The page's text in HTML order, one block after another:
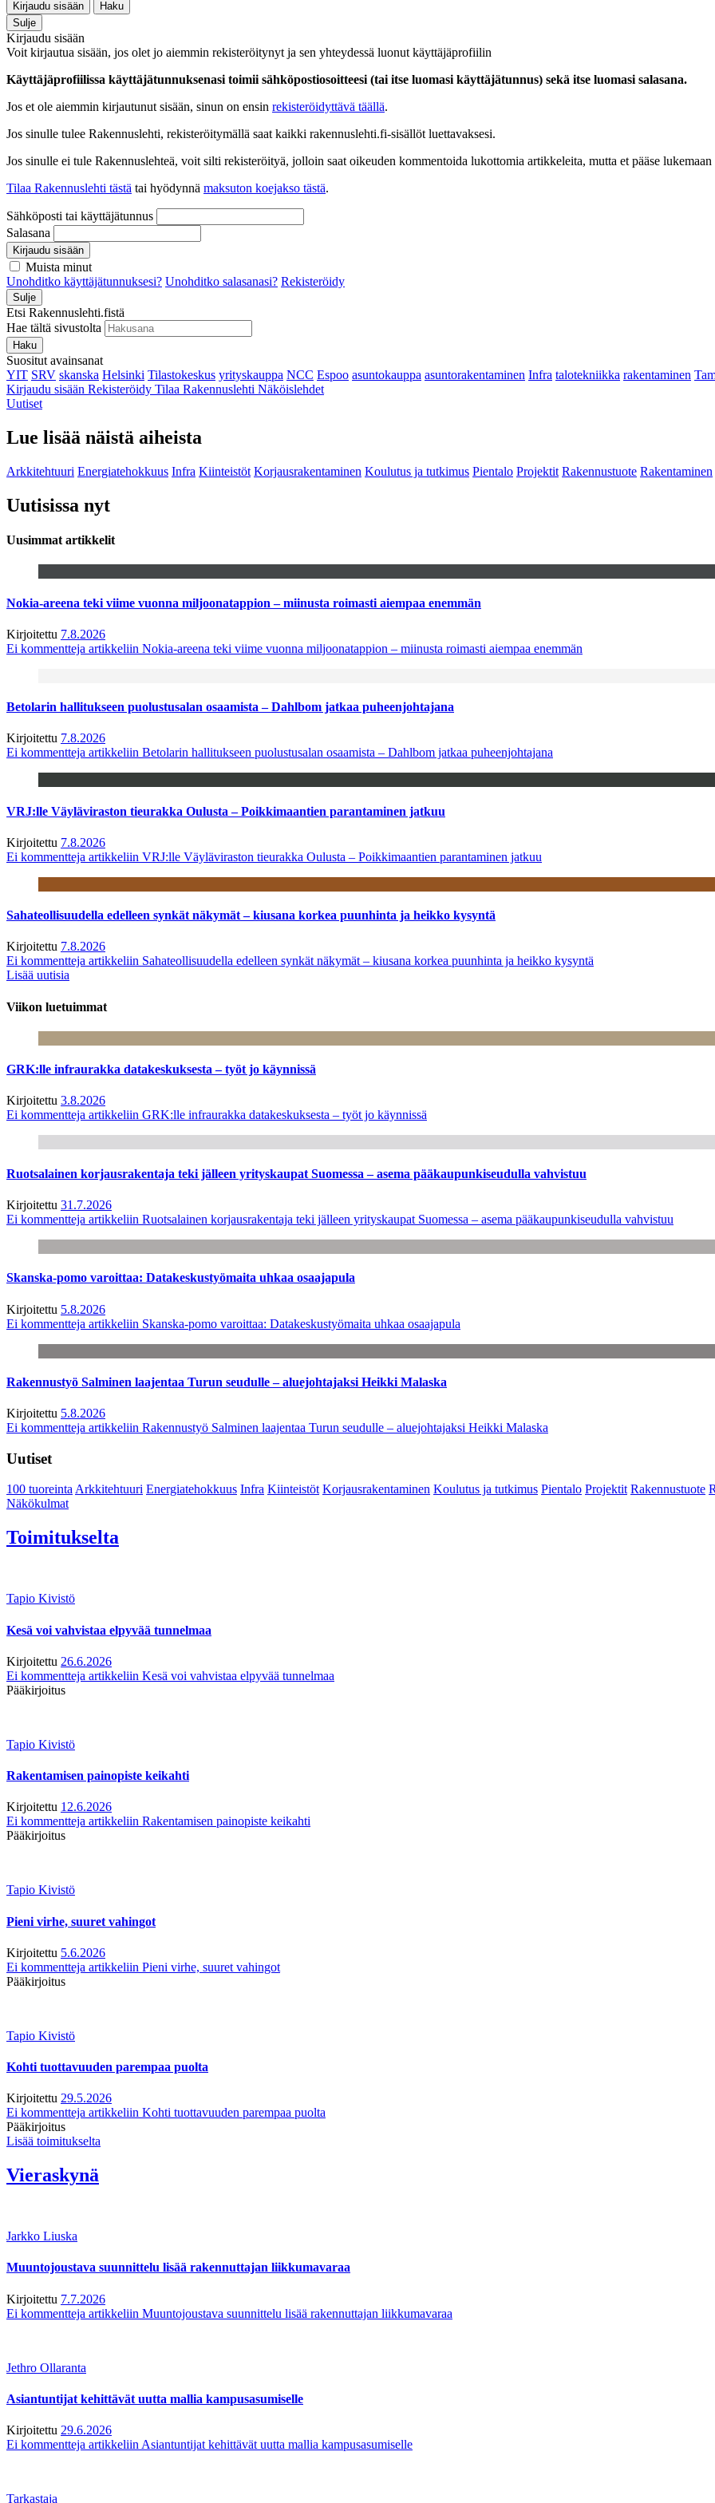
Kirjaudu sisään
Haku
Sulje
Kirjaudu sisään
Voit kirjautua sisään, jos olet jo aiemmin rekisteröitynyt ja sen yhteydessä luonut käyttäjäprofiilin
Käyttäjäprofiilissa käyttäjätunnuksenasi toimii sähköpostiosoitteesi (tai itse luomasi käyttäjätunnus) sekä itse luomasi salasana.
Jos et ole aiemmin kirjautunut sisään, sinun on ensin rekisteröidyttävä täällä.
Jos sinulle tulee Rakennuslehti, rekisteröitymällä saat kaikki rakennuslehti.fi-sisällöt luettavaksesi.
Jos sinulle ei tule Rakennuslehteä, voit silti rekisteröityä, jolloin saat oikeuden kommentoida lukottomia artikkeleita, mutta et pääse
Tilaa Rakennuslehti tästä tai hyödynnä maksuton koejakso tästä.
Sähköposti tai käyttäjätunnus
Salasana
Kirjaudu sisään
Muista minut
Unohditko käyttäjätunnuksesi? Unohditko salasanasi? Rekisteröidy
Sulje
Etsi Rakennuslehti.fistä
Hae tältä sivustolta
Haku
Suositut avainsanat
YIT SRV skanska Helsinki Tilastokeskus yrityskauppa NCC Espoo asuntokauppa asuntorakentaminen Infra talotekniikka rakentaminen
Kirjaudu sisään Rekisteröidy Tilaa Rakennuslehti Näköislehdet
Uutiset
Lue lisää näistä aiheista
Arkkitehtuuri Energiatehokkuus Infra Kiinteistöt Korjausrakentaminen Koulutus ja tutkimus Pientalo Projektit Rakennustuote Rakentaminen
Uutisissa nyt
Uusimmat artikkelit
Nokia-areena teki viime vuonna miljoonatappion – miinusta roimasti aiempaa enemmän
Kirjoitettu 7.8.2026
Ei kommentteja artikkeliin Nokia-areena teki viime vuonna miljoonatappion – miinusta roimasti aiempaa enemmän
Betolarin hallitukseen puolustusalan osaamista – Dahlbom jatkaa puheenjohtajana
Kirjoitettu 7.8.2026
Ei kommentteja artikkeliin Betolarin hallitukseen puolustusalan osaamista – Dahlbom jatkaa puheenjohtajana
VRJ:lle Väyläviraston tieurakka Oulusta – Poikkimaantien parantaminen jatkuu
Kirjoitettu 7.8.2026
Ei kommentteja artikkeliin VRJ:lle Väyläviraston tieurakka Oulusta – Poikkimaantien parantaminen jatkuu
Sahateollisuudella edelleen synkät näkymät – kiusana korkea puunhinta ja heikko kysyntä
Kirjoitettu 7.8.2026
Ei kommentteja artikkeliin Sahateollisuudella edelleen synkät näkymät – kiusana korkea puunhinta ja heikko kysyntä
Lisää uutisia
Viikon luetuimmat
GRK:lle infraurakka datakeskuksesta – työt jo käynnissä
Kirjoitettu 3.8.2026
Ei kommentteja artikkeliin GRK:lle infraurakka datakeskuksesta – työt jo käynnissä
Ruotsalainen korjausrakentaja teki jälleen yrityskaupat Suomessa – asema pääkaupunkiseudulla vahvistuu
Kirjoitettu 31.7.2026
Ei kommentteja artikkeliin Ruotsalainen korjausrakentaja teki jälleen yrityskaupat Suomessa – asema pääkaupunkiseudulla vahvistuu
Skanska-pomo varoittaa: Datakeskustyömaita uhkaa osaajapula
Kirjoitettu 5.8.2026
Ei kommentteja artikkeliin Skanska-pomo varoittaa: Datakeskustyömaita uhkaa osaajapula
Rakennustyö Salminen laajentaa Turun seudulle – aluejohtajaksi Heikki Malaska
Kirjoitettu 5.8.2026
Ei kommentteja artikkeliin Rakennustyö Salminen laajentaa Turun seudulle – aluejohtajaksi Heikki Malaska
Uutiset
100 tuoreintaArkkitehtuuri Energiatehokkuus Infra Kiinteistöt Korjausrakentaminen Koulutus ja tutkimus Pientalo Projektit Rakennustuote
Näkökulmat
Toimitukselta
Tapio Kivistö
Kesä voi vahvistaa elpyvää tunnelmaa
Kirjoitettu 26.6.2026
Ei kommentteja artikkeliin Kesä voi vahvistaa elpyvää tunnelmaa
Pääkirjoitus
Tapio Kivistö
Rakentamisen painopiste keikahti
Kirjoitettu 12.6.2026
Ei kommentteja artikkeliin Rakentamisen painopiste keikahti
Pääkirjoitus
Tapio Kivistö
Pieni virhe, suuret vahingot
Kirjoitettu 5.6.2026
Ei kommentteja artikkeliin Pieni virhe, suuret vahingot
Pääkirjoitus
Tapio Kivistö
Kohti tuottavuuden parempaa puolta
Kirjoitettu 29.5.2026
Ei kommentteja artikkeliin Kohti tuottavuuden parempaa puolta
Pääkirjoitus
Lisää toimitukselta
Vieraskynä
Jarkko Liuska
Muuntojoustava suunnittelu lisää rakennuttajan liikkumavaraa
Kirjoitettu 7.7.2026
Ei kommentteja artikkeliin Muuntojoustava suunnittelu lisää rakennuttajan liikkumavaraa
Jethro Ollaranta
Asiantuntijat kehittävät uutta mallia kampusasumiselle
Kirjoitettu 29.6.2026
Ei kommentteja artikkeliin Asiantuntijat kehittävät uutta mallia kampusasumiselle
Tarkastaja